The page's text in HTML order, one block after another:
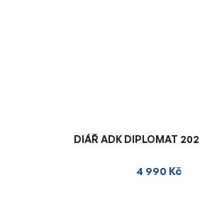
DIÁŘ ADK DIPLOMAT
4 990 Kč